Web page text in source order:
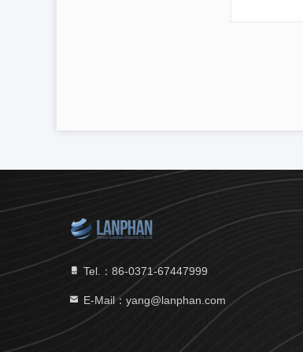
Tel.：86-0371-67447999
E-Mail：yang@lanphan.com